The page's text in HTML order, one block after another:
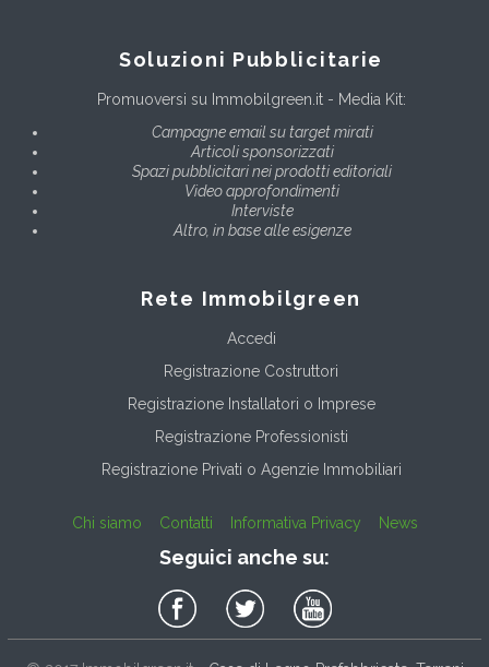
Soluzioni Pubblicitarie
Promuoversi su Immobilgreen.it - Media Kit:
Campagne email su target mirati
Articoli sponsorizzati
Spazi pubblicitari nei prodotti editoriali
Video approfondimenti
Interviste
Altro, in base alle esigenze
Rete Immobilgreen
Accedi
Registrazione Costruttori
Registrazione Installatori o Imprese
Registrazione Professionisti
Registrazione Privati o Agenzie Immobiliari
Chi siamo Contatti Informativa Privacy News
Seguici anche su: